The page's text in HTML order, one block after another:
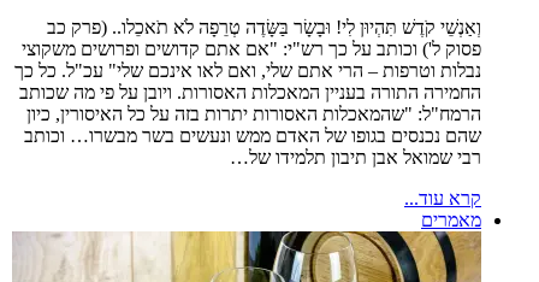
וְאַנְשֵׁי קֹדֶשׁ תִּהְיוּן לִי! וּבָשָׂר בַּשָּׂדֶה טְרֵפָה לֹא תֹאכֵלו.. (פרק כב
פסוק ל') וכותב על כך רש"י: "אם אתם קדושים ופרושים משקוצי
נבלות וטרפות – הרי אתם שלי, ואם לאו אינכם שלי" עכ"ל. כל כך
החמירה התורה בעניין המאכלות האסורות. ויובן על פי מה שכותב
הרמח"ל: "שהמאכלות האסורות יתרות בזה על כל האיסורין, כיון
שהם נכנסים בגופו של האדם ממש ונעשים בשר מבשרו… וכותב
רבי שמואל אבן תיבון תלמידו של…
קרא עוד...
מאמרים